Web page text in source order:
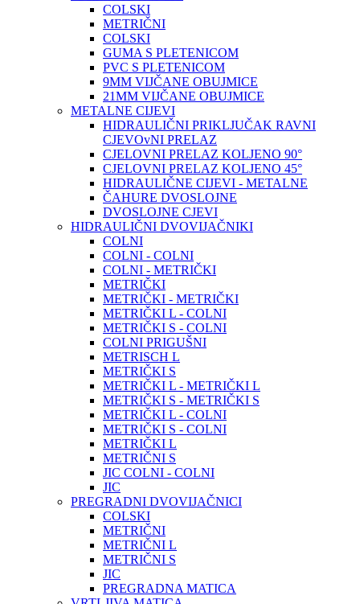
COLSKI
METRIČNI
COLSKI
GUMA S PLETENICOM
PVC S PLETENICOM
9MM VIJČANE OBUJMICE
21MM VIJČANE OBUJMICE
METALNE CIJEVI
HIDRAULIČNI PRIKLJUČAK RAVNI
CJEVOvNI PRELAZ
CJELOVNI PRELAZ KOLJENO 90°
CJELOVNI PRELAZ KOLJENO 45°
HIDRAULIČNE CIJEVI - METALNE
ČAHURE DVOSLOJNE
DVOSLOJNE CJEVI
HIDRAULIČNI DVOVIJAČNIKI
COLNI
COLNI - COLNI
COLNI - METRIČKI
METRIČKI
METRIČKI - METRIČKI
METRIČKI L - COLNI
METRIČKI S - COLNI
COLNI PRIGUŠNI
METRISCH L
METRIČKI S
METRIČKI L - METRIČKI L
METRIČKI S - METRIČKI S
METRIČKI L - COLNI
METRIČKI S - COLNI
METRIČKI L
METRIČNI S
JIC COLNI - COLNI
JIC
PREGRADNI DVOVIJAČNICI
COLSKI
METRIČNI
METRIČNI L
METRIČNI S
JIC
PREGRADNA MATICA